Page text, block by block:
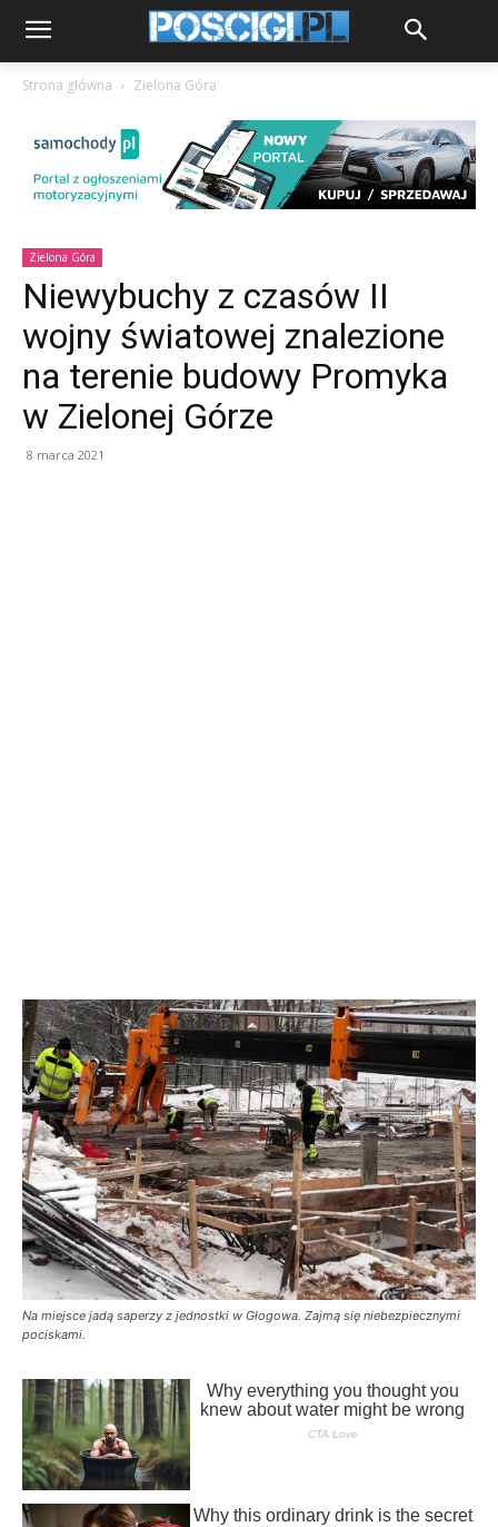
Strona główna Zielona Góra
Zielona Góra
Niewybuchy z czasów II
wojny światowej znalezione
na terenie budowy Promyka
w Zielonej Górze
8 marca 2021
Na miejsce jadą saperzy z jednostki w Głogowa. Zajmą się niebezpiecznymi
pociskami.